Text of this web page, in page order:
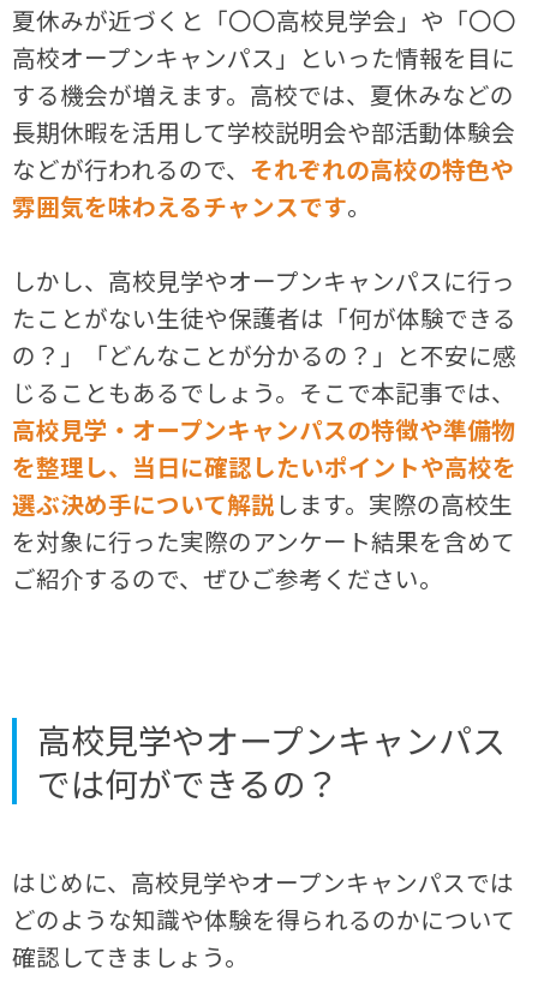
夏休みが近づくと「〇〇高校見学会」や「〇〇
高校オープンキャンパス」といった情報を目に
する機会が増えます。高校では、夏休みなどの
長期休暇を活用して学校説明会や部活動体験会
などが行われるので、 それぞれの高校の特色や
雰囲気を味わえるチャンスです。
しかし、高校見学やオープンキャンパスに行っ
たことがない生徒や保護者は「何が体験できる
の？」「どんなことが分かるの？」と不安に感
じることもあるでしょう。そこで本記事では、
高校見学・オープンキャンパスの特徴や準備物
を整理し、当日に確認したいポイントや高校を
選ぶ決め手について解説 します。実際の高校生
を対象に行った実際のアンケート結果を含めて
ご紹介するので、ぜひご参考ください。
高校見学やオープンキャンパス
では何ができるの？
はじめに、高校見学やオープンキャンパスでは
どのような知識や体験を得られるのかについて
確認してきましょう。